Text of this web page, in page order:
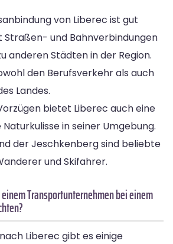
von Liberec ist gut
Straßen- und Bahnverbindungen
anderen Städten in der Region.
den Berufsverkehr als auch
Landes.
bietet Liberec auch eine
in seiner Umgebung.
der Jeschkenberg sind beliebte
und Skifahrer.
Transportunternehmen bei einem
Liberec gibt es einige